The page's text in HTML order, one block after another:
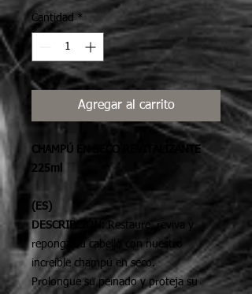
Cantidad *
Agregar al carrito
CHAMPÚ EN SECO REVITALIZANTE
225ml
(ES)
DESCRIPCIÓN:
Restaure, reviva y
reponga su cabello con nuestro
increíble champú en seco.
Prolongue su peinado y proteja su